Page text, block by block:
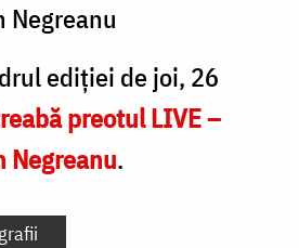
Negreanu
ediției de joi, 26
preotul LIVE –
Negreanu.